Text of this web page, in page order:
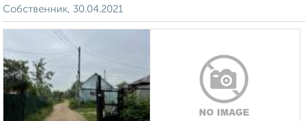
Собственник, 30.04.2021